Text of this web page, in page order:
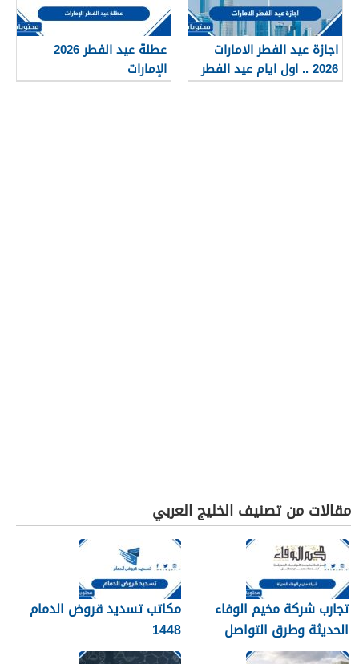
اجازة عيد الفطر الامارات
2026 .. اول ايام عيد الفطر
في الامارات
عطلة عيد الفطر 2026
الإمارات
مقالات من تصنيف الخليج العربي
تجارب شركة مخيم الوفاء
الحديثة وطرق التواصل
معهم 1448
مكاتب تسديد قروض الدمام
1448